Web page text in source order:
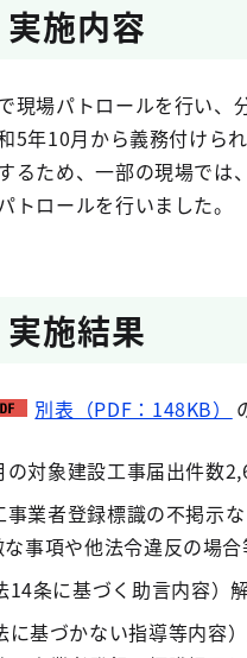
施内容
現場パトロールを行い、
5年10月から義務付けら
るため、一部の現場では
トロールを行いました。
施結果
別表（PDF：148KB）
の対象建設工事届出件数
事業者登録標識の不掲示
な事項や他法令違反の場
14条に基づく助言内容）
に基づかない指導等内容